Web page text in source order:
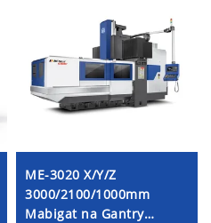
ME-3020 X/Y/Z
3000/2100/1000mm
Mabigat na Gantry